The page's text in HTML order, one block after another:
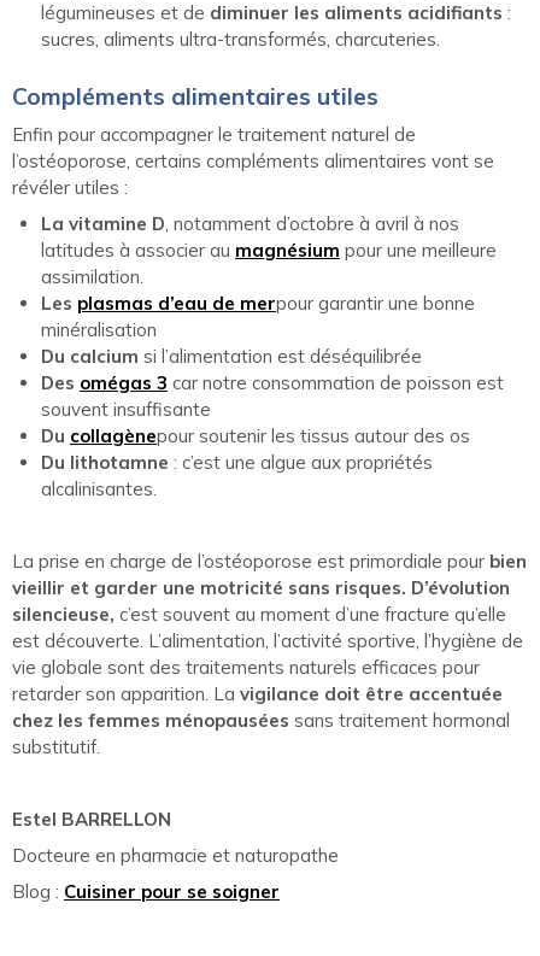
légumineuses et de diminuer les aliments acidifiants :
sucres, aliments ultra-transformés, charcuteries.
Compléments alimentaires utiles
Enfin pour accompagner le traitement naturel de
l’ostéoporose, certains compléments alimentaires vont se
révéler utiles :
La vitamine D, notamment d’octobre à avril à nos
latitudes à associer au magnésium pour une meilleure
assimilation.
Les plasmas d’eau de merpour garantir une bonne
minéralisation
Du calcium si l’alimentation est déséquilibrée
Des omégas 3 car notre consommation de poisson est
souvent insuffisante
Du collagènepour soutenir les tissus autour des os
Du lithotamne : c’est une algue aux propriétés
alcalinisantes.
La prise en charge de l’ostéoporose est primordiale pour bien
vieillir et garder une motricité sans risques. D’évolution
silencieuse, c’est souvent au moment d’une fracture qu’elle
est découverte. L’alimentation, l’activité sportive, l’hygiène de
vie globale sont des traitements naturels efficaces pour
retarder son apparition. La vigilance doit être accentuée
chez les femmes ménopausées sans traitement hormonal
substitutif.
Estel BARRELLON
Docteure en pharmacie et naturopathe
Blog : Cuisiner pour se soigner